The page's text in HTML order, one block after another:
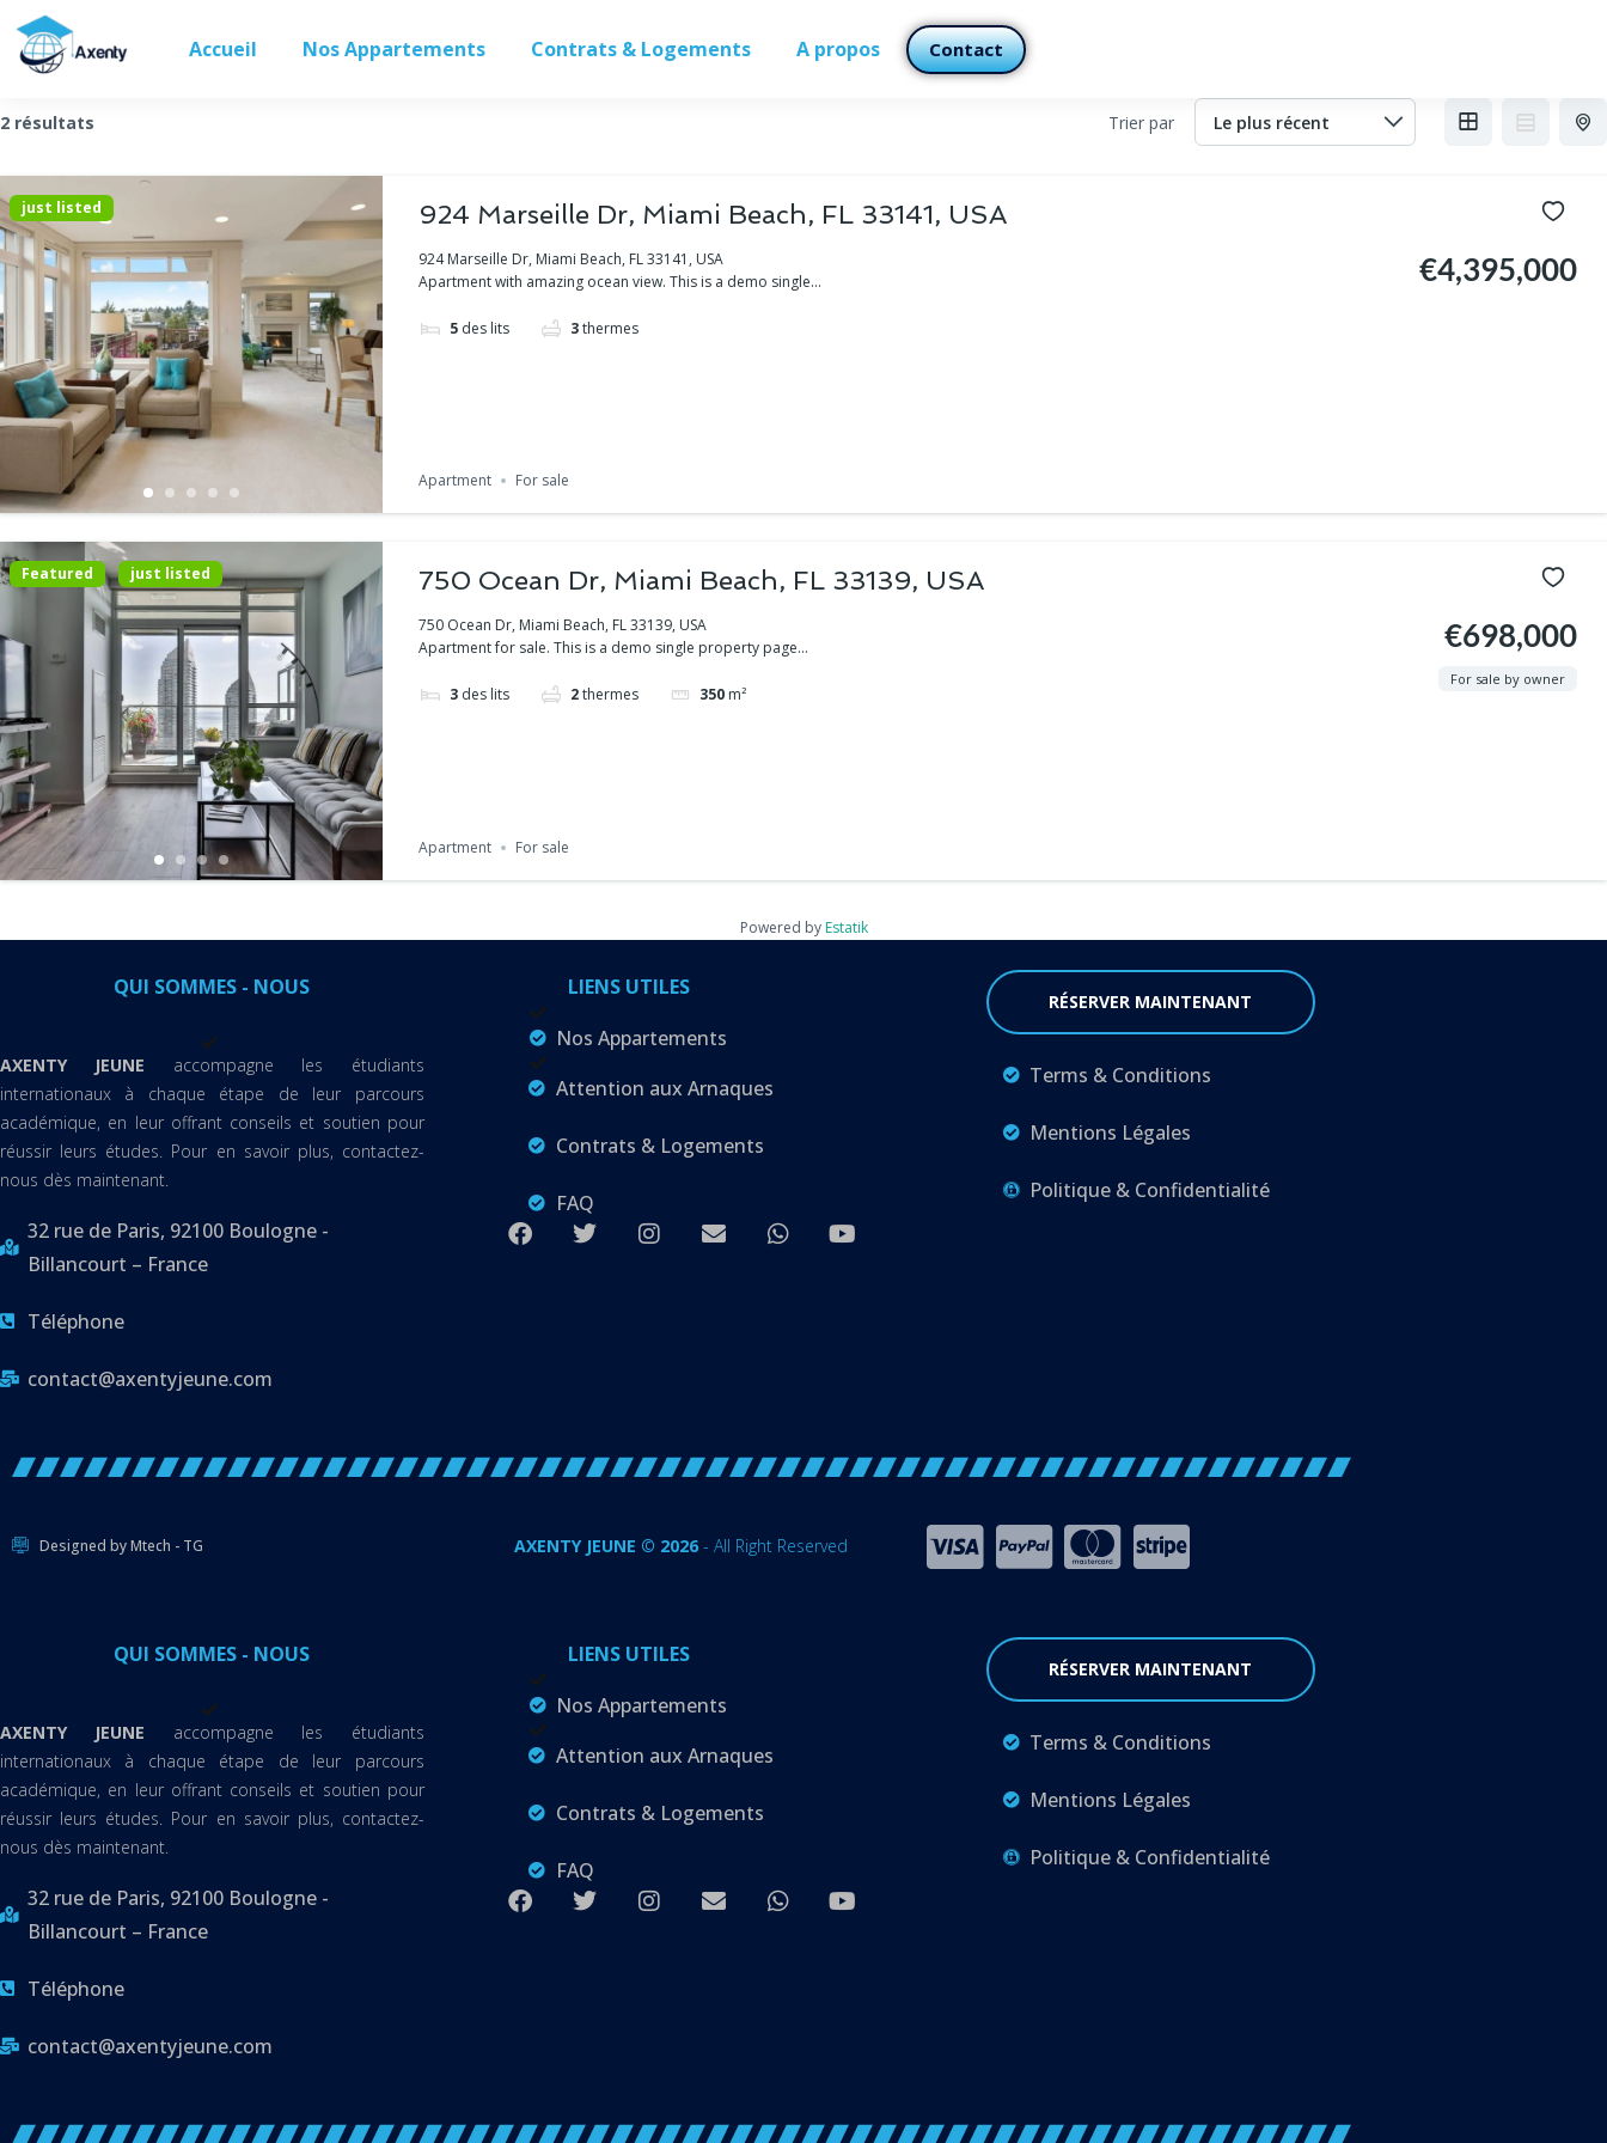
Accueil Nos Appartements Contrats & Logements A propos Contact
2 résultats Trier par
just listed 924 Marseille Dr, Miami Beach, FL 33141, USA
924 Marseille Dr, Miami Beach, FL 33141, USA
Apartment with amazing ocean view. This is a demo single...
5 des lits 3thermes
€4,395,000
Apartment For sale
Featured just listed 750 Ocean Dr, Miami Beach, FL 33139, USA
750 Ocean Dr, Miami Beach, FL 33139, USA
Apartment for sale. This is a demo single property page...
3 des lits 2thermes 350 m²
€698,000
For sale by owner
Apartment For sale
Powered by Estatik
QUI SOMMES - NOUS
AXENTY JEUNE accompagne les étudiants
internationaux à chaque étape de leur parcours
académique, en leur offrant conseils et soutien pour
réussir leurs études. Pour en savoir plus, contactez-
nous dès maintenant.
32 rue de Paris, 92100 Boulogne -
Billancourt – France
Téléphone
contact@axentyjeune.com
LIENS UTILES
Nos Appartements
Attention aux Arnaques
Contrats & Logements
FAQ
RÉSERVER MAINTENANT
Terms & Conditions
Mentions Légales
Politique & Confidentialité
Designed by Mtech - TG AXENTY JEUNE © 2026 - All Right Reserved
QUI SOMMES - NOUS
AXENTY JEUNE accompagne les étudiants
internationaux à chaque étape de leur parcours
académique, en leur offrant conseils et soutien pour
réussir leurs études. Pour en savoir plus, contactez-
nous dès maintenant.
32 rue de Paris, 92100 Boulogne -
Billancourt – France
Téléphone
contact@axentyjeune.com
LIENS UTILES
Nos Appartements
Attention aux Arnaques
Contrats & Logements
FAQ
RÉSERVER MAINTENANT
Terms & Conditions
Mentions Légales
Politique & Confidentialité